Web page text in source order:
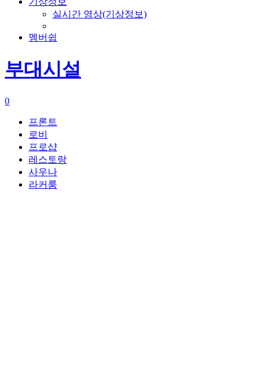
실시간 영상(기상정보)
멤버쉽
부대시설
0
프론트
로비
프로샵
레스토랑
사우나
라커룸